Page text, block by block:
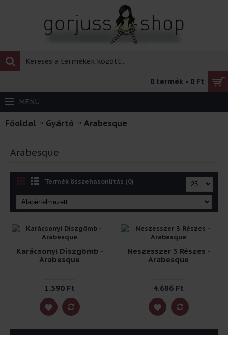
0 termék - 0 Ft
MENÜ
Főoldal Gyártó Arabesque
Arabesque
Termék összehasonlítás (0)
Karácsonyi Díszgömb -
Arabesque
1.390 Ft
Neszesszer 3 Részes -
Arabesque
4.686 Ft